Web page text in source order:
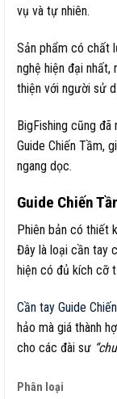
vụ và tự nhiên.
Sản phẩm có chất
nghệ hiện đại nhất,
thiện với người sử
BigFishing cũng đã
Guide Chiến Tầm,
ngang dọc.
Guide Chiến
Phiên bản có thiết
Đây là loại cần tay
hiện có đủ kích cỡ
Cần tay Guide
hảo mà giá thành
cho các đài sư
Phân loại